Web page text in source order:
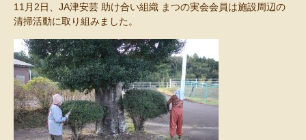
11月2日、JA津安芸 助け合い組織 まつの実会会員は施設周辺の
清掃活動に取り組みました。